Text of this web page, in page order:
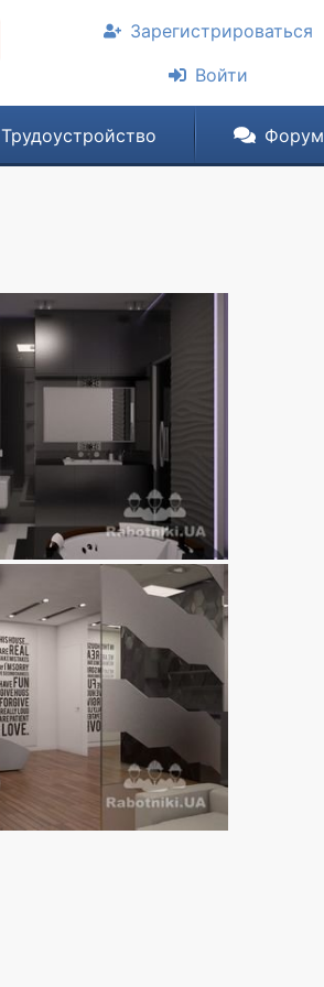
Зарегистрироваться
Войти
Трудоустройство Форум